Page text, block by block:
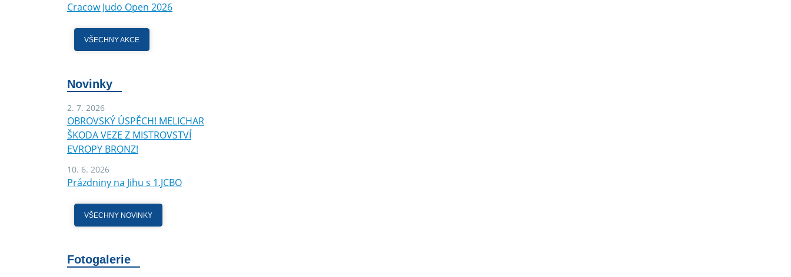
Cracow Judo Open 2026
VŠECHNY AKCE
Novinky
2. 7. 2026
OBROVSKÝ ÚSPĚCH! MELICHAR
ŠKODA VEZE Z MISTROVSTVÍ
EVROPY BRONZ!
10. 6. 2026
Prázdniny na Jihu s 1.JCBO
VŠECHNY NOVINKY
Fotogalerie